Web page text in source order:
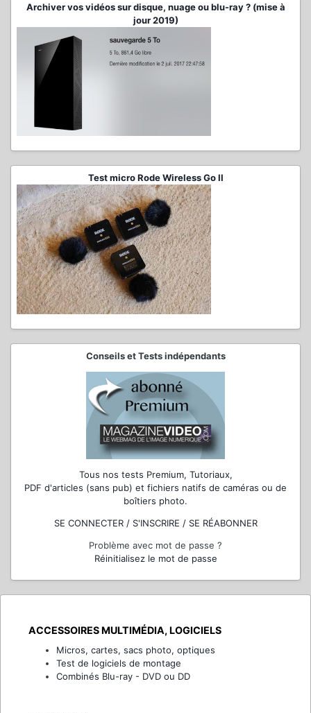
Archiver vos vidéos sur disque, nuage ou blu-ray ? (mise à
jour 2019)
Test micro Rode Wireless Go II
Conseils et Tests indépendants
Tous nos tests Premium, Tutoriaux,
PDF d'articles (sans pub) et fichiers natifs de caméras ou de
boîtiers photo.
SE CONNECTER / S'INSCRIRE / SE RÉABONNER
Problème avec mot de passe ?
Réinitialisez le mot de passe
ACCESSOIRES MULTIMÉDIA, LOGICIELS
Micros, cartes, sacs photo, optiques
Test de logiciels de montage
Combinés Blu-ray - DVD ou DD